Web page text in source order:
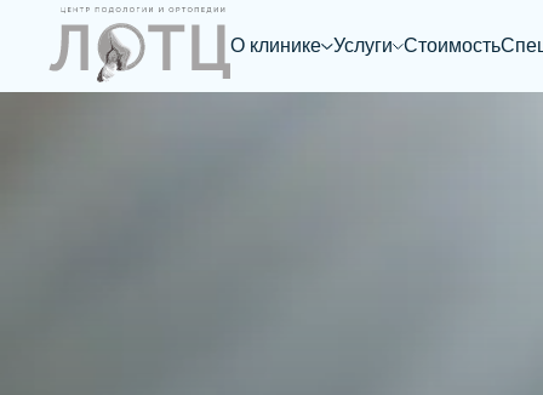
О клинике Услуги Стоимость
Главная / Медицинский педикюр